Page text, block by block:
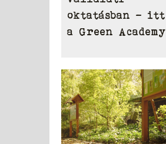
oktatásban – itt
a Green Academy